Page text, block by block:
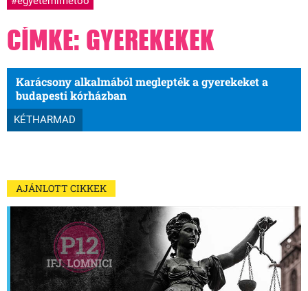
CÍMKE: GYEREKEKEK
Karácsony alkalmából meglepték a gyerekeket a
budapesti kórházban
KÉTHARMAD
AJÁNLOTT CIKKEK